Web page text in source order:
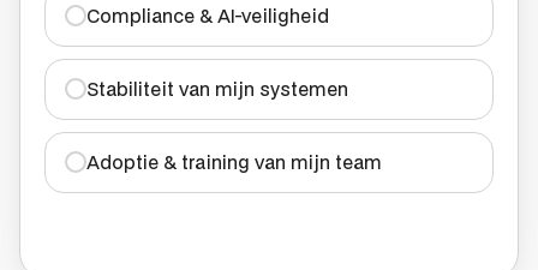
Compliance & AI-veiligheid
Stabiliteit van mijn systemen
Adoptie & training van mijn team